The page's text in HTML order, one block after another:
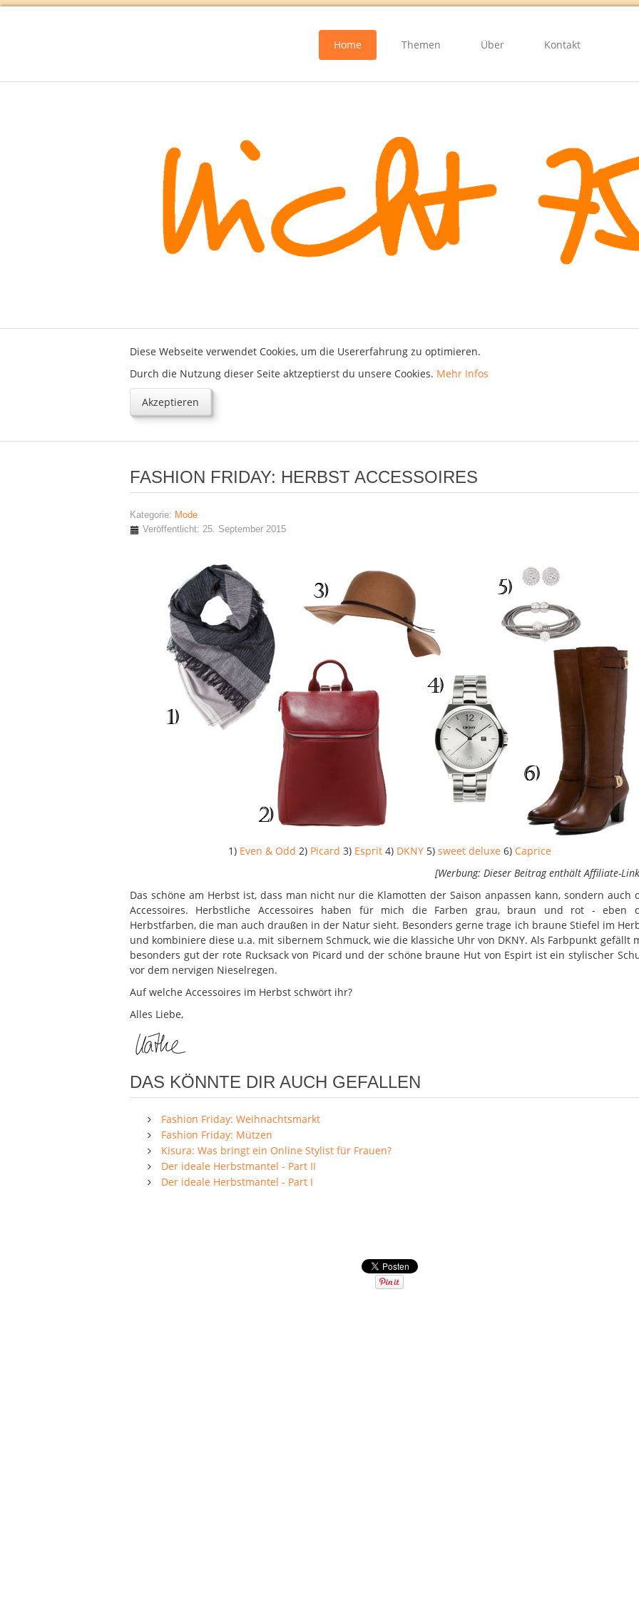
Home Themen Über Kontakt
Diese Webseite verwendet Cookies, um die Usererfahrung zu optimieren.
Durch die Nutzung dieser Seite aktzeptierst du unsere Cookies. Mehr Infos
Akzeptieren
FASHION FRIDAY: HERBST ACCESSOIRES
Kategorie: Mode
Veröffentlicht: 25. September 2015
1) Even & Odd 2) Picard 3) Esprit 4) DKNY 5) sweet deluxe 6) Caprice
[Werbung: Dieser Beitrag enthält Affiliate-
Das schöne am Herbst ist, dass man nicht nur die Klamotten der Saison anpassen kann, sondern auch
Accessoires. Herbstliche Accessoires haben für mich die Farben grau, braun und rot - eben
Herbstfarben, die man auch draußen in der Natur sieht. Besonders gerne trage ich braune Stiefel im
und kombiniere diese u.a. mit sibernem Schmuck, wie die klassiche Uhr von DKNY. Als Farbpunkt gefällt
besonders gut der rote Rucksack von Picard und der schöne braune Hut von Espirt ist ein stylischer
vor dem nervigen Nieselregen.
Auf welche Accessoires im Herbst schwört ihr?
Alles Liebe,
DAS KÖNNTE DIR AUCH GEFALLEN
Fashion Friday: Weihnachtsmarkt
Fashion Friday: Mützen
Kisura: Was bringt ein Online Stylist für Frauen?
Der ideale Herbstmantel - Part II
Der ideale Herbstmantel - Part I